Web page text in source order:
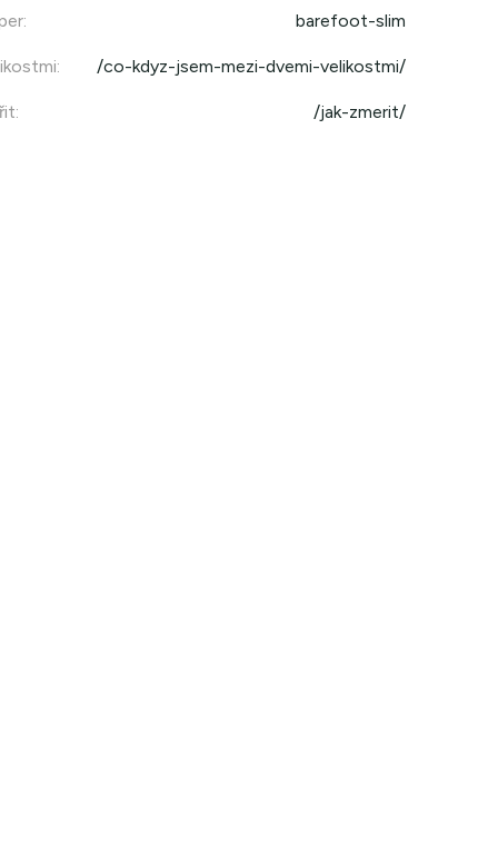
: barefoot-slim
: /co-kdyz-jsem-mezi-dvemi-velikostmi/
: /jak-zmerit/